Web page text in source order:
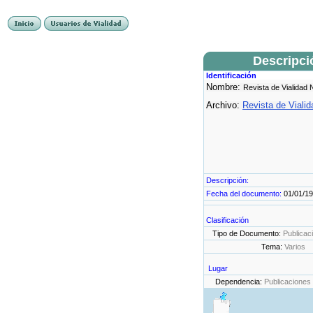
Identificación
Nombre: Revista de Vialidad
Archivo: Revista de
Descripción:
Fecha del documento: 01/01/
Clasificación
Tipo de Documento:
Tema: Varios
Lugar
Dependencia: Publicaciones